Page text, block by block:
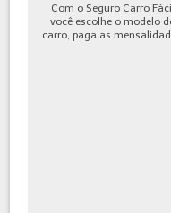
Com o Seguro Carro
você escolhe o modelo
carro, paga as